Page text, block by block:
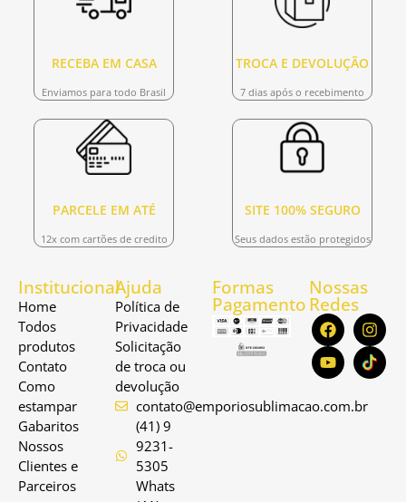
RECEBA EM CASA
Enviamos para todo Brasil
TROCA E DEVOLUÇÃO
7 dias após o recebimento
PARCELE EM ATÉ
12x com cartões de credito
SITE 100% SEGURO
Seus dados estão protegidos
Institucional
Home
Todos
produtos
Contato
Como
estampar
Gabaritos
Nossos
Clientes e
Parceiros
Ajuda
Política de
Privacidade
Solicitação
de troca ou
devolução
contato@emporiosublimacao.com.br
(41) 9
9231-
5305
Whats
Formas
Pagamento
Nossas
Redes